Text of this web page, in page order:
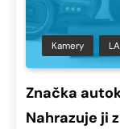
Kamery
Značka
Nahrazuje ji